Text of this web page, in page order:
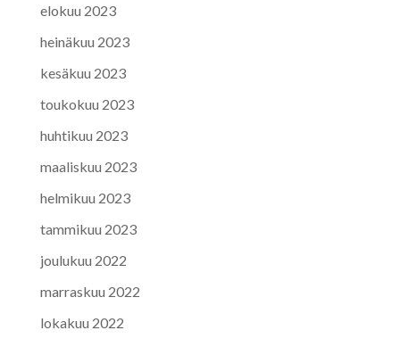
elokuu 2023
heinäkuu 2023
kesäkuu 2023
toukokuu 2023
huhtikuu 2023
maaliskuu 2023
helmikuu 2023
tammikuu 2023
joulukuu 2022
marraskuu 2022
lokakuu 2022